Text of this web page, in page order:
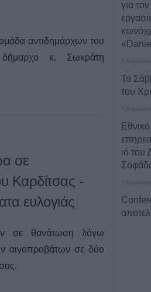
αντιδημάρχων του
κ. Σωκράτη
σε
Καρδίτσας -
ευλογιάς
σε θανάτωση λόγω
αιγοπροβάτων σε δύο
για
7
Το
του
7
ιό του
7